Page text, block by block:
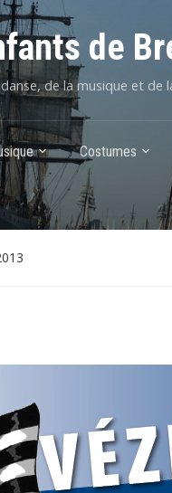
de
de la musique et de
Costumes